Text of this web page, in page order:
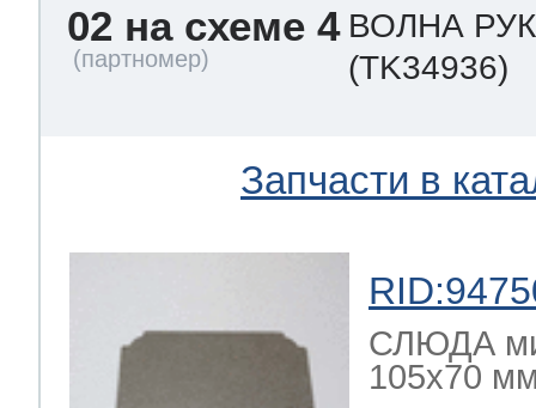
02 на схеме 4 ВОЛНА
(TK34936)
Запчасти в
СЛЮДА
105x70